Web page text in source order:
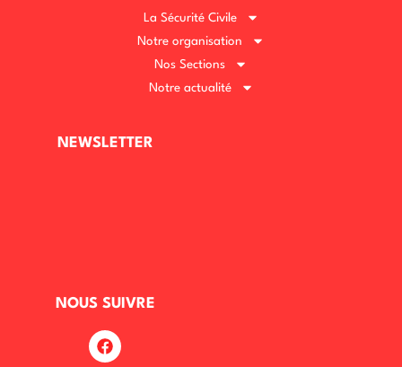
La Sécurité Civile
Notre organisation
Nos Sections
Notre actualité
NEWSLETTER
NOUS SUIVRE